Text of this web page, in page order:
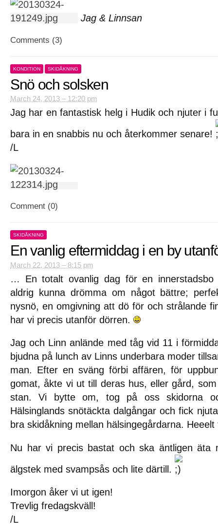
Jag & Linnsan
Comments (3)
KONDITION SKIDÅKNING
Snö och solsken
March 24, 2013 – 12:20 pm
Jag har en fantastisk helg i Hudik och njuter i
bara in en snabbis nu och återkommer senare!
/L
Comment (0)
SKIDÅKNING
En vanlig eftermiddag i en by
March 22, 2013 – 8:15 pm
… En totalt ovanlig dag för en
aldrig kunna drömma om något bättre;
nysnö, en omgivning att dö för och strålande
har vi precis utanför dörren.
Jag och Linn anlände med tåg vid 11 i
bjudna på lunch av Linns underbara moder
man. Efter en sväng förbi affären, för
gomat, åkte vi ut till deras hus, eller gård,
stan. Vi bytte om, tog på oss skidorna
Hälsinglands snötäckta dalgångar och fick
bra skidåkning mellan hälsingegårdarna.
Nu har vi precis bastat och ska äntligen äta
älgstek med svampsås och lite därtill.
Imorgon åker vi ut igen!
Trevlig fredagskväll!
/L